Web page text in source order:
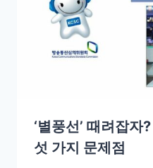
‘별풍선’ 때려잡
섯 가지 문제점